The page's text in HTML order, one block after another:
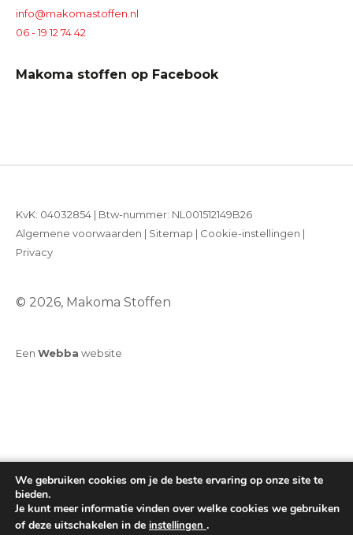
info@makomastoffen.nl
06 - 19 12 74 42
Makoma stoffen op Facebook
© 2026, Makoma Stoffen
KvK: 04032854 | Btw-nummer: NL001512149B26
Algemene voorwaarden | Sitemap | Cookie-instellingen |
Privacy
Een Webba website
We gebruiken cookies om je de beste ervaring op onze site te
bieden.
Je kunt meer informatie vinden over welke cookies we gebruiken
of deze uitschakelen in de instellingen .